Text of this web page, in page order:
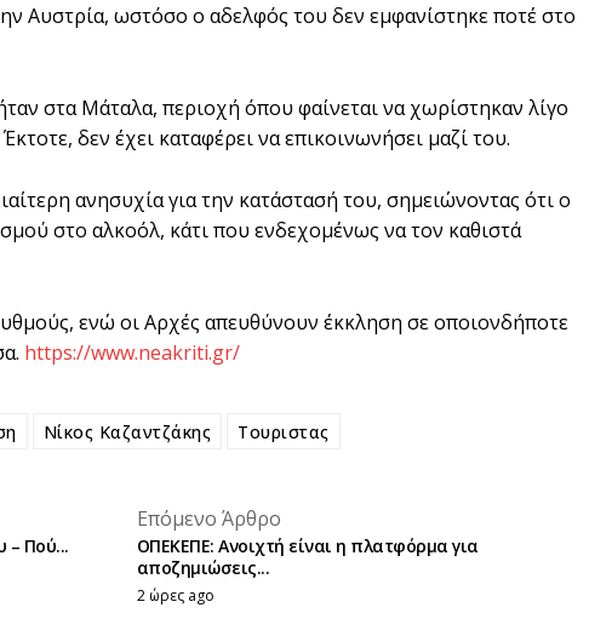
Αυστρία, ωστόσο ο αδελφός του δεν εμφανίστηκε ποτέ στο
στα Μάταλα, περιοχή όπου φαίνεται να χωρίστηκαν λίγο
δεν έχει καταφέρει να επικοινωνήσει μαζί του.
ανησυχία για την κατάστασή του, σημειώνοντας ότι ο
στο αλκοόλ, κάτι που ενδεχομένως να τον καθιστά
ενώ οι Αρχές απευθύνουν έκκληση σε οποιονδήποτε
https://www.neakriti.gr/
Νίκος Καζαντζάκης Τουριστας
placeholder text
Επόμενο Άρθρο
– Πού...
ΟΠΕΚΕΠΕ: Ανοιχτή είναι η πλατφόρμα για
αποζημιώσεις...
2 ώρες ago